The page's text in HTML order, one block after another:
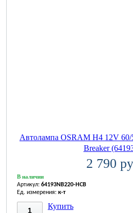
Автолампа OSRAM H4 12V
Breaker
2 790
В наличии
Артикул: 64193NB220-HCB
Ед. измерения: к-т
Купить